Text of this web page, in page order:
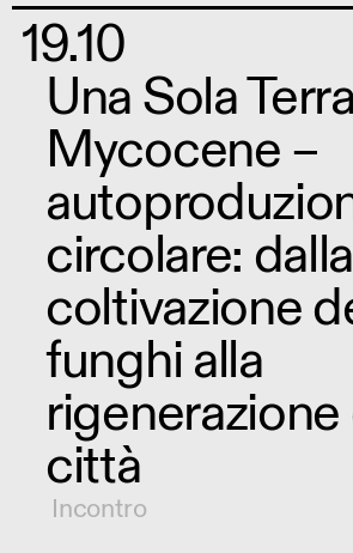
19.10
Una Sola
Mycocene –
circolare: dalla
coltivazione
funghi alla
città
Incontro